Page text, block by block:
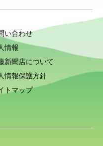
い合わせ
情報
新聞店について
情報保護方針
トマップ